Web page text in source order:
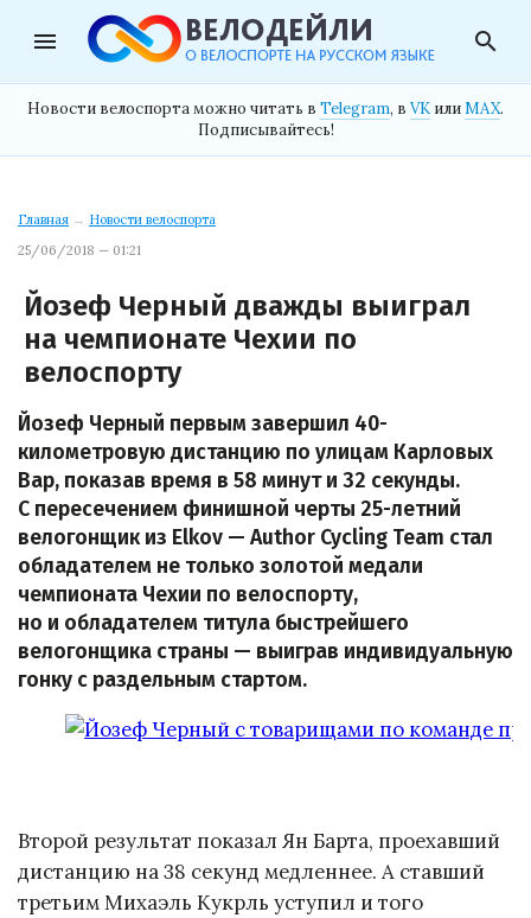
menu search
Новости велоспорта можно читать в Telegram, в VK илиMAX.
Подписывайтесь!
Главная → Новости велоспорта
25/06/2018 — 01:21
Йозеф Черный дважды выиграл
на чемпионате Чехии по
велоспорту
Йозеф Черный первым завершил 40-
километровую дистанцию по улицам Карловых
Вар, показав время в 58 минут и 32 секунды.
С пересечением финишной черты 25-летний
велогонщик из Elkov — Author Cycling Team стал
обладателем не только золотой медали
чемпионата Чехии по велоспорту,
но и обладателем титула быстрейшего
велогонщика страны — выиграв индивидуальную
гонку с раздельным стартом.
Второй результат показал Ян Барта, проехавший
дистанцию на 38 секунд медленнее. А ставший
третьим Михаэль Кукрль уступил и того